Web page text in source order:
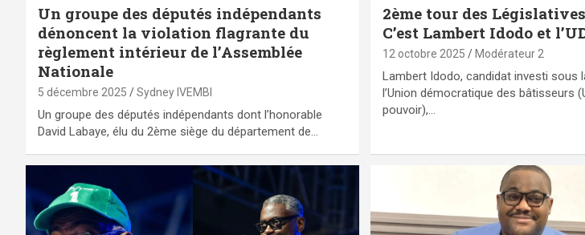
Un groupe des députés indépendants
dénoncent la violation flagrante du
règlement intérieur de l’Assemblée
Nationale
5 décembre 2025 Sydney IVEMBI
Un groupe des députés indépendants dont l’honorable
David Labaye, élu du 2ème siège du département de…
2ème tour des
C’est Lambert Idodo et
12 octobre 2025 Modérateur 2
Lambert Idodo, candidat investi sous
l’Union démocratique des bâtisseurs
pouvoir),…